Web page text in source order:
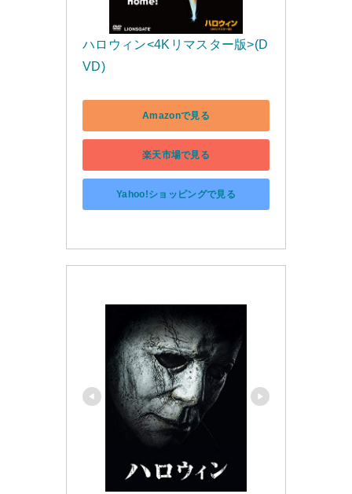
ハロウィン<4Kリマスター版>(D
VD)
Amazonで見る
楽天市場で見る
Yahoo!ショッピングで見る